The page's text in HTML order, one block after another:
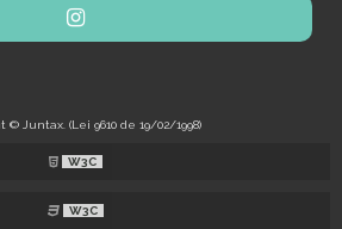
© Juntax. (Lei 9610 de 19/02/1998)
W3C
W3C